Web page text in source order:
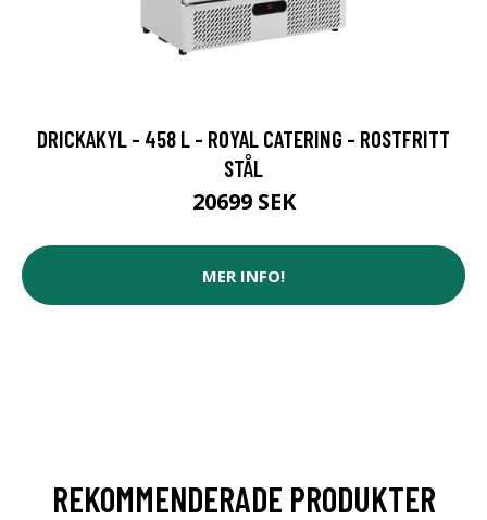
DRICKAKYL - 458 L - ROYAL CATERING - ROSTFRITT
STÅL
20699 SEK
MER INFO!
REKOMMENDERADE PRODUKTER